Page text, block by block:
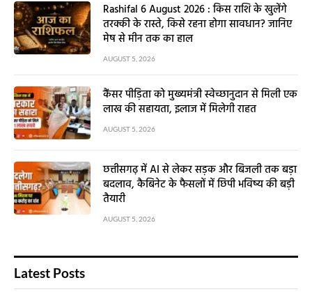
Rashifal 6 August 2026 : किस राशि के खुलेंगे
तरक्की के रास्ते, किसे रहना होगा सावधान? जानिए
मेष से मीन तक का हाल
AUGUST 5, 2026
कैंसर पीड़िता को मुख्यमंत्री स्वेच्छानुदान से मिली एक
लाख की सहायता, इलाज में मिलेगी राहत
AUGUST 5, 2026
छत्तीसगढ़ में AI से लेकर सड़क और बिजली तक बड़ा
बदलाव, कैबिनेट के फैसलों में छिपी भविष्य की बड़ी
तैयारी
AUGUST 5, 2026
Latest Posts